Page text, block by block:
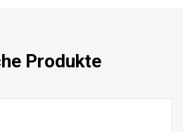
Produkte